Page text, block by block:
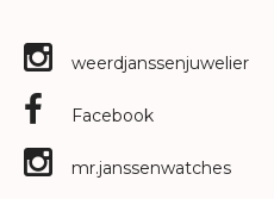
weerdjanssenjuwelier
Facebook
mr.janssenwatches